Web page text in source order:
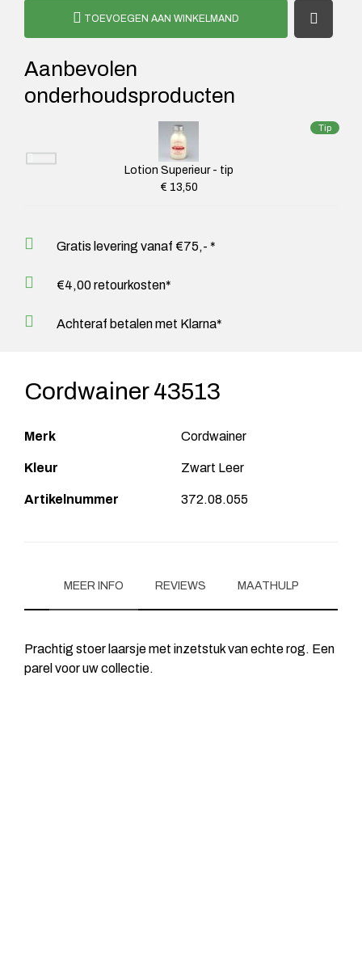
TOEVOEGEN AAN WINKELMAND
Aanbevolen
onderhoudsproducten
Tip
Lotion Superieur - tip
€ 13,50
Gratis levering vanaf €75,- *
€4,00 retourkosten*
Achteraf betalen met Klarna*
Cordwainer 43513
Merk Cordwainer
Kleur Zwart Leer
Artikelnummer 372.08.055
MEER INFO REVIEWS MAATHULP
Prachtig stoer laarsje met inzetstuk van echte rog. Een
parel voor uw collectie.